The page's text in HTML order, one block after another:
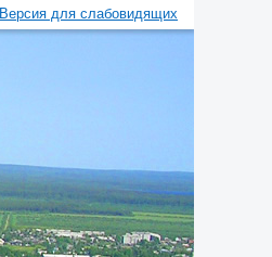
Версия для слабовидящих